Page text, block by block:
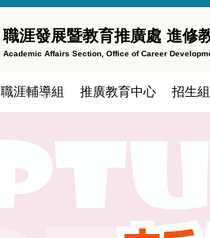
職涯發展暨教育推廣處 進修
Academic Affairs Section, Office of Career
職涯輔導組 推廣教育中心 招生組